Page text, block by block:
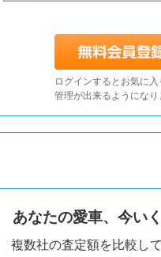
ログインするとお気に
管理が出来るようになり
あなたの愛車、今い
複数社の査定額を比較し